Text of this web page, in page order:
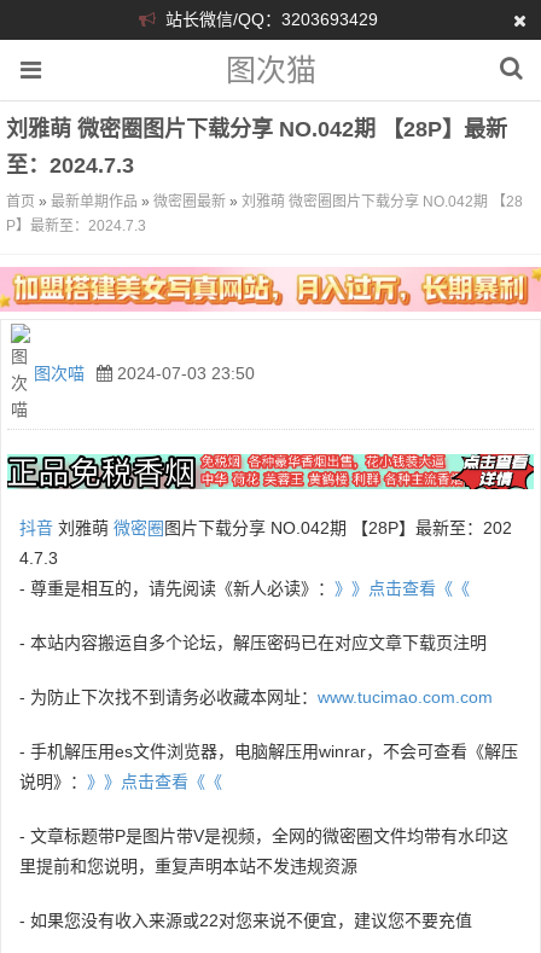
站长微信/QQ：3203693429
图次猫
刘雅萌 微密圈图片下载分享 NO.042期 【28P】最新
至：2024.7.3
首页 » 最新单期作品 » 微密圈最新 » 刘雅萌 微密圈图片下载分享 NO.042期 【28
P】最新至：2024.7.3
图次喵 2024-07-03 23:50
抖音 刘雅萌 微密圈 图片下载分享 NO.042期 【28P】最新至：202
4.7.3
- 尊重是相互的，请先阅读《新人必读》： 》》点击查看《《
- 本站内容搬运自多个论坛，解压密码已在对应文章下载页注明
- 为防止下次找不到请务必收藏本网址： www.tucimao.com.com
- 手机解压用es文件浏览器，电脑解压用winrar，不会可查看《解压
说明》： 》》点击查看《《
- 文章标题带P是图片带V是视频，全网的微密圈文件均带有水印这
里提前和您说明，重复声明本站不发违规资源
- 如果您没有收入来源或22对您来说不便宜，建议您不要充值